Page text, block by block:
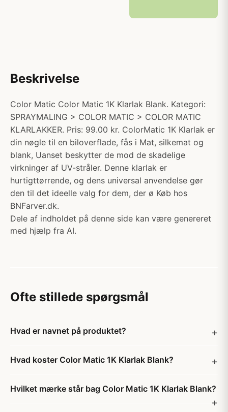
Beskrivelse
Color Matic Color Matic 1K Klarlak Blank. Kategori:
SPRAYMALING > COLOR MATIC > COLOR MATIC
KLARLAKKER. Pris: 99.00 kr. ColorMatic 1K Klarlak er
din nøgle til en biloverflade, fås i Mat, silkemat og
blank, Uanset beskytter de mod de skadelige
virkninger af UV-stråler. Denne klarlak er
hurtigttørrende, og dens universal anvendelse gør
den til det ideelle valg for dem, der ø Køb hos
BNFarver.dk.
Dele af indholdet på denne side kan være genereret
med hjælp fra AI.
Ofte stillede spørgsmål
Hvad er navnet på produktet?
Hvad koster Color Matic 1K Klarlak Blank?
Hvilket mærke står bag Color Matic 1K Klarlak Blank?